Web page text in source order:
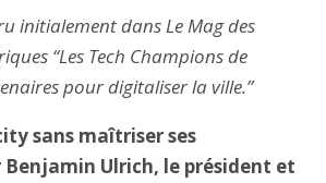
initialement dans Le Mag des
“Les Tech Champions de
pour digitaliser la ville.”
sans maîtriser ses
Ulrich, le président et